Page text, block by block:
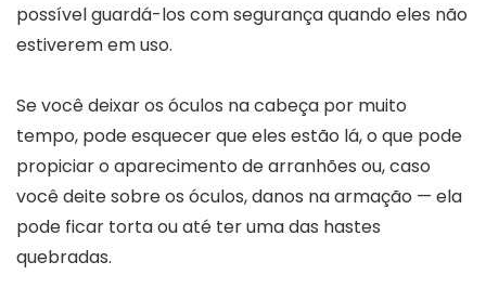
possível guardá-los com segurança quando eles não
estiverem em uso.
Se você deixar os óculos na cabeça por muito
tempo, pode esquecer que eles estão lá, o que pode
propiciar o aparecimento de arranhões ou, caso
você deite sobre os óculos, danos na armação — ela
pode ficar torta ou até ter uma das hastes
quebradas.